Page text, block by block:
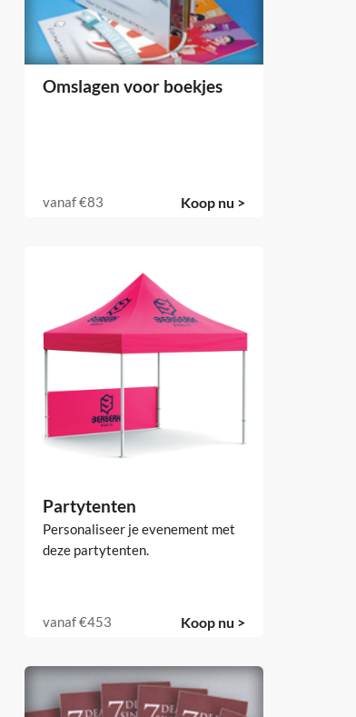
Omslagen voor boekjes
vanaf€83 Koop nu >
Partytenten
Personaliseer je evenement met
deze partytenten.
vanaf€453 Koop nu >